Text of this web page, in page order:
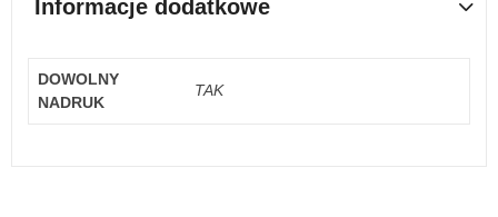
Informacje dodatkowe
DOWOLNY
NADRUK
TAK